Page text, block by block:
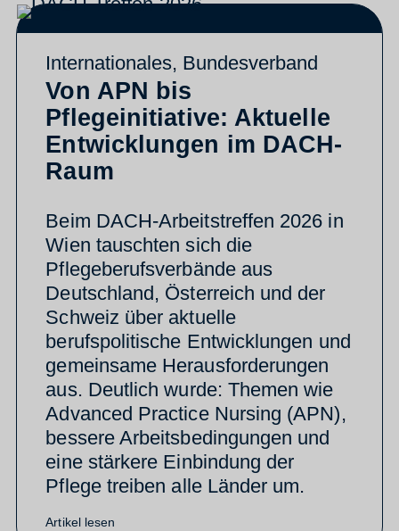
Internationales, Bundesverband
Von APN bis
Pflegeinitiative: Aktuelle
Entwicklungen im DACH-
Raum
Beim DACH-Arbeitstreffen 2026 in
Wien tauschten sich die
Pflegeberufsverbände aus
Deutschland, Österreich und der
Schweiz über aktuelle
berufspolitische Entwicklungen und
gemeinsame Herausforderungen
aus. Deutlich wurde: Themen wie
Advanced Practice Nursing (APN),
bessere Arbeitsbedingungen und
eine stärkere Einbindung der
Pflege treiben alle Länder um.
Artikel lesen